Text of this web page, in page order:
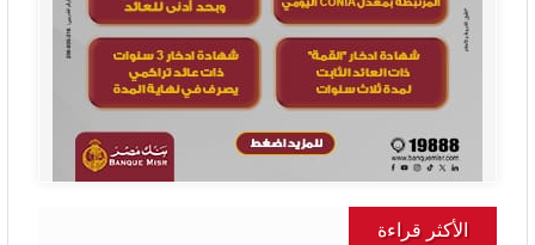
الأكثر قراءة